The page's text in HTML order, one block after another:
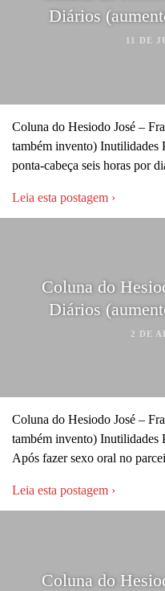
Diários
11 DE
Coluna do Hesiodo José –
também invento) Inutilidades
ponta-cabeça seis horas por
Leia esta postagem ›
Coluna do
Diários
2 DE
Coluna do Hesiodo José –
também invento) Inutilidades
Após fazer sexo oral no
Leia esta postagem ›
Coluna do